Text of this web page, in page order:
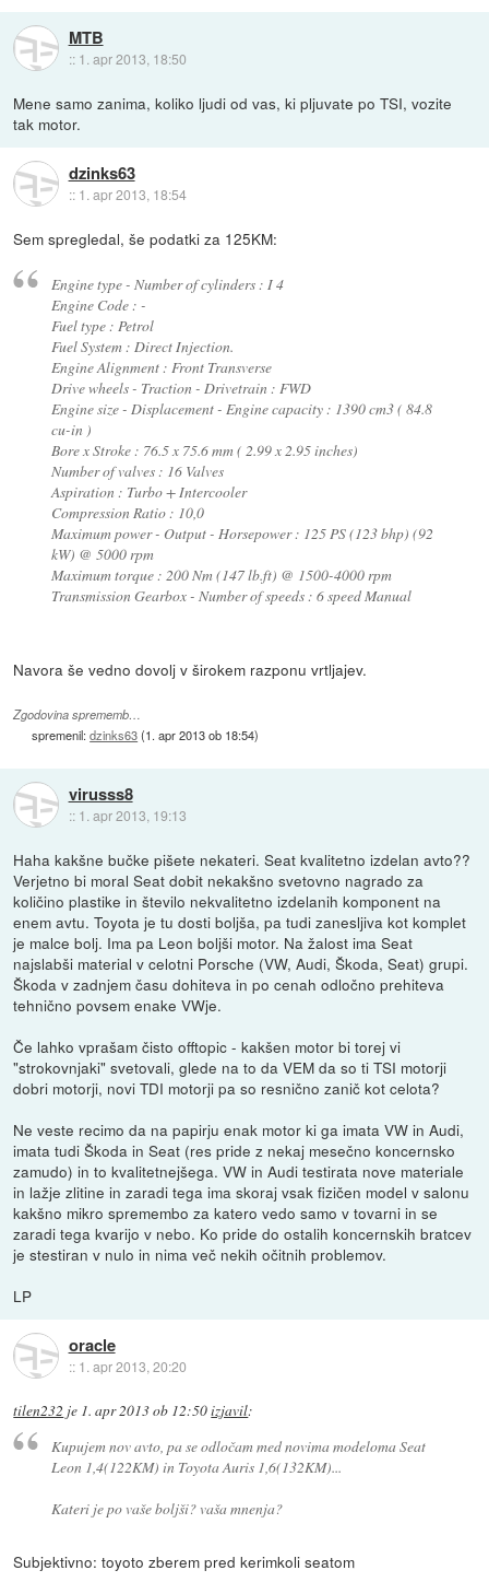
MTB
:: 1. apr 2013, 18:50
Mene samo zanima, koliko ljudi od vas, ki pljuvate po TSI, vozite
tak motor.
dzinks63
:: 1. apr 2013, 18:54
Sem spregledal, še podatki za 125KM:
Engine type - Number of cylinders : I 4
Engine Code : -
Fuel type : Petrol
Fuel System : Direct Injection.
Engine Alignment : Front Transverse
Drive wheels - Traction - Drivetrain : FWD
Engine size - Displacement - Engine capacity : 1390 cm3 ( 84.8
cu-in )
Bore x Stroke : 76.5 x 75.6 mm ( 2.99 x 2.95 inches)
Number of valves : 16 Valves
Aspiration : Turbo + Intercooler
Compression Ratio : 10,0
Maximum power - Output - Horsepower : 125 PS (123 bhp) (92
kW) @ 5000 rpm
Maximum torque : 200 Nm (147 lb.ft) @ 1500-4000 rpm
Transmission Gearbox - Number of speeds : 6 speed Manual
Navora še vedno dovolj v širokem razponu vrtljajev.
Zgodovina sprememb…
spremenil:dzinks63(1. apr 2013 ob 18:54)
virusss8
:: 1. apr 2013, 19:13
Haha kakšne bučke pišete nekateri. Seat kvalitetno izdelan avto??
Verjetno bi moral Seat dobit nekakšno svetovno nagrado za
količino plastike in število nekvalitetno izdelanih komponent na
enem avtu. Toyota je tu dosti boljša, pa tudi zanesljiva kot komplet
je malce bolj. Ima pa Leon boljši motor. Na žalost ima Seat
najslabši material v celotni Porsche (VW, Audi, Škoda, Seat) grupi.
Škoda v zadnjem času dohiteva in po cenah odločno prehiteva
tehnično povsem enake VWje.
Če lahko vprašam čisto offtopic - kakšen motor bi torej vi
"strokovnjaki" svetovali, glede na to da VEM da so ti TSI motorji
dobri motorji, novi TDI motorji pa so resnično zanič kot celota?
Ne veste recimo da na papirju enak motor ki ga imata VW in Audi,
imata tudi Škoda in Seat (res pride z nekaj mesečno koncernsko
zamudo) in to kvalitetnejšega. VW in Audi testirata nove materiale
in lažje zlitine in zaradi tega ima skoraj vsak fizičen model v salonu
kakšno mikro spremembo za katero vedo samo v tovarni in se
zaradi tega kvarijo v nebo. Ko pride do ostalih koncernskih bratcev
je stestiran v nulo in nima več nekih očitnih problemov.
LP
oracle
:: 1. apr 2013, 20:20
tilen232 je 1. apr 2013 ob 12:50izjavil:
Kupujem nov avto, pa se odločam med novima modeloma Seat
Leon 1,4(122KM) in Toyota Auris 1,6(132KM)...
Kateri je po vaše boljši? vaša mnenja?
Subjektivno: toyoto zberem pred kerimkoli seatom